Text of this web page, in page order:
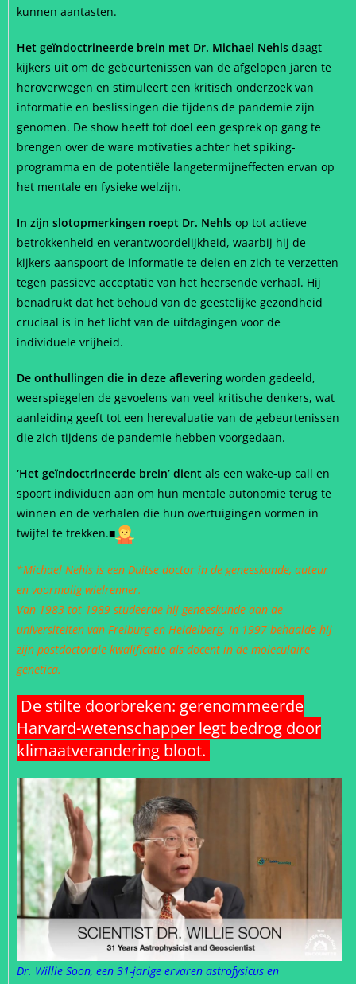
kunnen aantasten.
Het geïndoctrineerde brein met Dr. Michael Nehls daagt
kijkers uit om de gebeurtenissen van de afgelopen jaren te
heroverwegen en stimuleert een kritisch onderzoek van
informatie en beslissingen die tijdens de pandemie zijn
genomen. De show heeft tot doel een gesprek op gang te
brengen over de ware motivaties achter het spiking-
programma en de potentiële langetermijneffecten ervan op
het mentale en fysieke welzijn.
In zijn slotopmerkingen roept Dr. Nehls op tot actieve
betrokkenheid en verantwoordelijkheid, waarbij hij de
kijkers aanspoort de informatie te delen en zich te verzetten
tegen passieve acceptatie van het heersende verhaal. Hij
benadrukt dat het behoud van de geestelijke gezondheid
cruciaal is in het licht van de uitdagingen voor de
individuele vrijheid.
De onthullingen die in deze aflevering worden gedeeld,
weerspiegelen de gevoelens van veel kritische denkers, wat
aanleiding geeft tot een herevaluatie van de gebeurtenissen
die zich tijdens de pandemie hebben voorgedaan.
‘Het geïndoctrineerde brein’ dient als een wake-up call en
spoort individuen aan om hun mentale autonomie terug te
winnen en de verhalen die hun overtuigingen vormen in
twijfel te trekken.■
*Michael Nehls is een Duitse doctor in de geneeskunde, auteur
en voormalig wielrenner.
Van 1983 tot 1989 studeerde hij geneeskunde aan de
universiteiten van Freiburg en Heidelberg. In 1997 behaalde hij
zijn postdoctorale kwalificatie als docent in de moleculaire
genetica.
De stilte doorbreken: gerenommeerde
Harvard-wetenschapper legt bedrog door
klimaatverandering bloot.
Dr. Willie Soon, een 31-jarige ervaren astrofysicus en